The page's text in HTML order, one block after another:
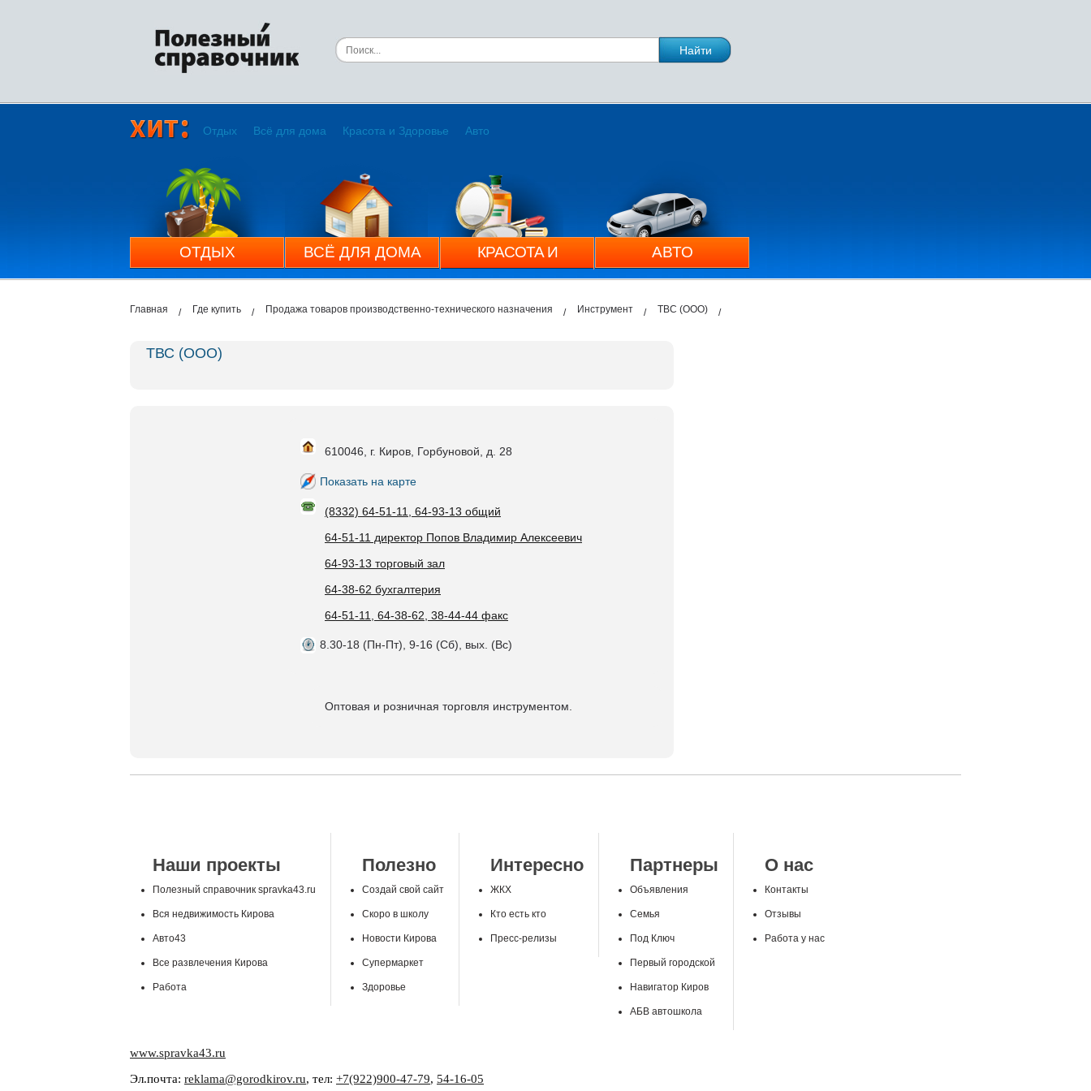
Отдых Всё для дома Красота и Здоровье Авто
ОТДЫХ ВСЁ ДЛЯ ДОМА
КРАСОТА И
ЗДОРОВЬЕ
АВТО
Главная Где купить Продажа товаров производственно-технического назначения Инструмент ТВС (ООО)
ТВС (ООО)
610046, г. Киров, Горбуновой, д. 28
Показать на карте
(8332) 64-51-11, 64-93-13 общий
64-51-11 директор Попов Владимир Алексеевич
64-93-13 торговый зал
64-38-62 бухгалтерия
64-51-11, 64-38-62, 38-44-44 факс
8.30-18 (Пн-Пт), 9-16 (Сб), вых. (Вс)
Оптовая и розничная торговля инструментом.
Наши проекты
Полезный справочник spravka43.ru
Вся недвижимость Кирова
Авто43
Все развлечения Кирова
Работа
Полезно
Создай свой сайт
Скоро в школу
Новости Кирова
Супермаркет
Здоровье
Интересно
ЖКХ
Кто есть кто
Пресс-релизы
Партнеры
Объявления
Семья
Под Ключ
Первый городской
Навигатор Киров
АБВ автошкола
О нас
Контакты
Отзывы
Работа у нас
www.spravka43.ru
Эл.почта: reklama@gorodkirov.ru, тел: +7(922)900-47-79, 54-16-05